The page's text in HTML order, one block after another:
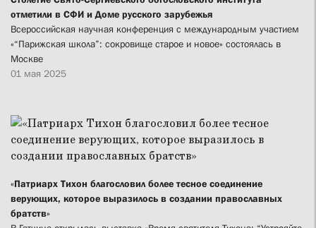
отметили в СФИ и Доме русского зарубежья
Всероссийская научная конференция с международным участием
«“Парижская школа”: сокровище старое и новое» состоялась в
Москве
01 мая 2025
«Патриарх Тихон благословил более тесное соединение
верующих, которое выразилось в создании православных
братств»